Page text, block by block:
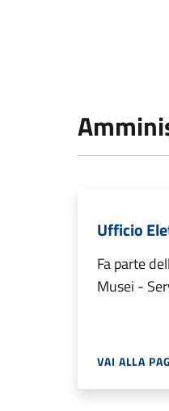
Ufficio
Fa parte
Musei -
VAI ALLA